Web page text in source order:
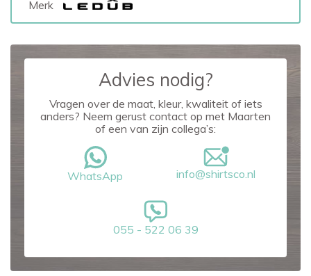
Merk
Advies nodig?
Vragen over de maat, kleur, kwaliteit of iets
anders? Neem gerust contact op met Maarten
of een van zijn collega’s:
WhatsApp info@shirtsco.nl
055 - 522 06 39